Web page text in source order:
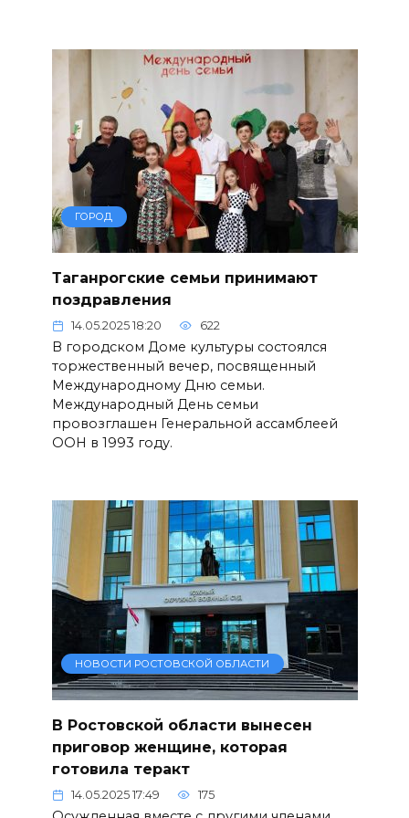
ГОРОД
Таганрогские семьи принимают
поздравления
14.05.2025 18:20 622
В городском Доме культуры состоялся
торжественный вечер, посвященный
Международному Дню семьи.
Международный День семьи
провозглашен Генеральной ассамблеей
ООН в 1993 году.
НОВОСТИ РОСТОВСКОЙ ОБЛАСТИ
В Ростовской области вынесен
приговор женщине, которая
готовила теракт
14.05.2025 17:49 175